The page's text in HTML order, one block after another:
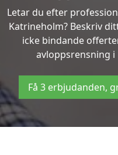
Letar du efter
Katrineholm? Beskriv
icke bindande
avloppsrensning i
Få 3 erbjudanden,